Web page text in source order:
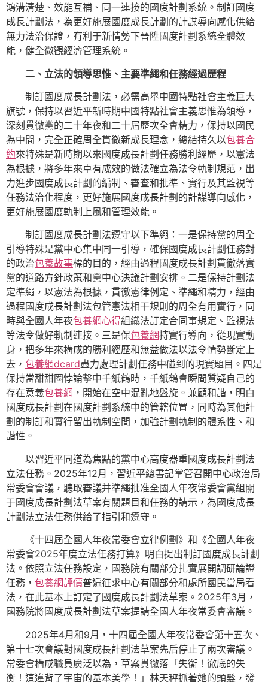
鴻溝清楚、效能互補、同一連接的國度計劃系統。制訂國度
成長計劃法，為更好施展國度成長計劃的計謀導向感化供給
無力法治保證，有利于新情勢下晉陞國度計劃系統全體效
能，健全微觀經濟管理系統。
二、立法的領導思惟、主要準繩和任務經過歷程
制訂國度成長計劃法，必需高舉中國特點社會主義巨大
旗號，保持以習近平新時期中國特點社會主義思惟為領導，
深刻貫徹黨的二十年夜和二十屆歷次全會精力，保持以國民
為中間，完全正確周全貫徹新成長理念，總結持久以包養合
約來特殊是新時期以來國度成長計劃任務勝利經歷，以憲法
為根據，將多年來卓有成效的做法確立為法令軌制規范，出
力進步國度成長計劃的編制、審查和批準、實行及其監視等
任務法治化程度，更好施展國度成長計劃的計謀導向感化，
更好施展國度軌制上風和管理效能。
制訂國度成長計劃法遵守以下準繩：一是保持黨的周全
引導特殊是黨中心集中同一引導，確保國度成長計劃任務對
的政治包養故事標的目的，經由過程國度成長計劃貫徹落實
黨的道路方針政策和黨中心決議計劃安排。二是保持計劃法
定準繩，以憲法為根據，貫徹憲律例定、準繩和精力，經由
過程國度成長計劃法包管憲法相干規則的周全有用實行，同
時與全國人年夜包養網心得組織法訂定合同事規定、監視法
等法令做好軌制連接。三是保包養網持實行導向，從現實動
身，把多年來構成的勝利經歷和無益做法以法令情勢斷定上
去， 包養網dcard盡力處理計劃任務中碰到的現實題目。四是
保持當甜甜圈悖論擊中千紙鶴時，千紙鶴會瞬間質疑自己的
存在意義包養網 ，開始在空中混亂地盤旋。兼顧和諧，明白
國度成長計劃在國度計劃系統中的管轄位置，同時為其他計
劃的制訂和實行留出軌制空間，加強計劃軌制的體系性、和
諧性。
以習近平同道為焦點的黨中心高度器重國度成長計劃法
立法任務。2025年12月，習近平總書記掌管召開中心政治局
常委會會議，聽取審議并準繩批准全國人年夜常委會黨組關
于國度成長計劃法草案有關題目和任務的請示，為國度成長
計劃法立法任務供給了指引和遵守。
《十四屆全國人年夜常委會立律例劃》和《全國人年夜
常委會2025年度立法任務打算》明白提出制訂國度成長計劃
法。依照立法任務設定，國務院有關部分扎實展開調研論證
任務， 包養網評價普遍征求中心有關部分和處所國民當局看
法，在此基本上訂定了國度成長計劃法草案。2025年3月，
國務院將國度成長計劃法草案提請全國人年夜常委會審議。
2025年4月和9月，十四屆全國人年夜常委會第十五次、
第十七次會議對國度成長計劃法草案先后停止了兩次審議。
常委會構成職員廣泛以為，草案貫徹落「失衡！徹底的失
衡！這違背了宇宙的基本美學！」林天秤抓著她的頭髮，發